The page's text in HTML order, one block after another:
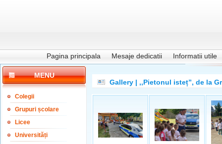
Pagina principala Mesaje dedicatii Informatii utile
MENU
Colegii
Grupuri școlare
Licee
Universități
Gallery | ,,Pietonul isteț”, de la